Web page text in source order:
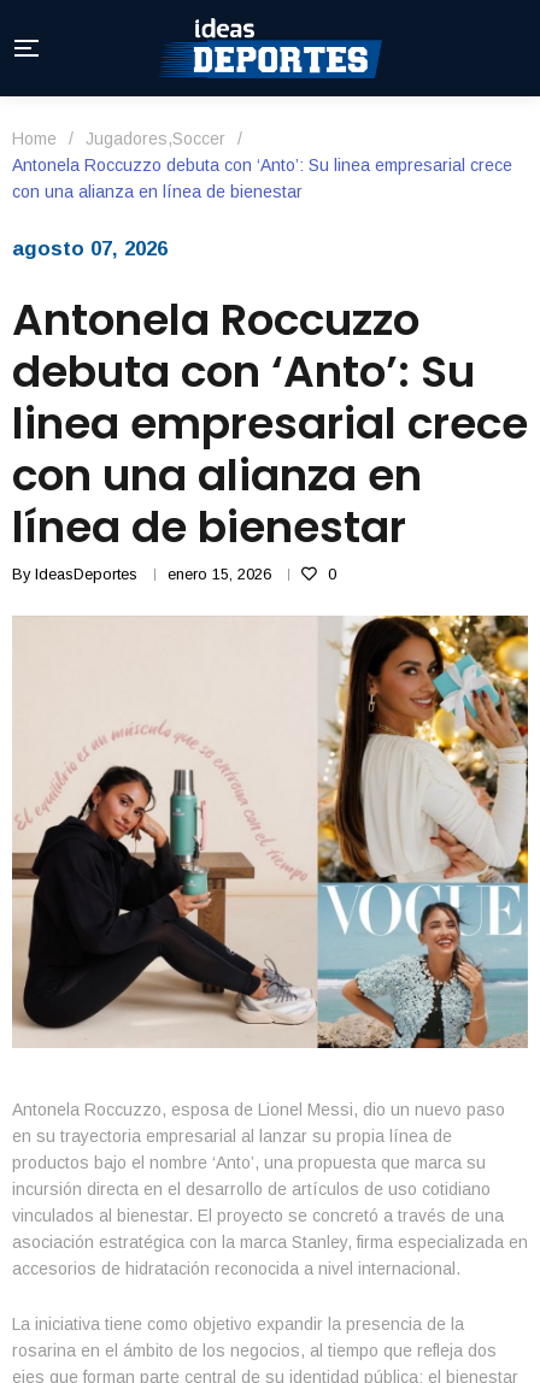
Home / Jugadores,Soccer
/
Antonela Roccuzzo debuta con ‘Anto’: Su linea empresarial crece
con una alianza en línea de bienestar
agosto 07, 2026
Antonela Roccuzzo
debuta con ‘Anto’: Su
linea empresarial crece
con una alianza en
línea de bienestar
By IdeasDeportes enero 15, 2026 0
Antonela Roccuzzo, esposa de Lionel Messi, dio un nuevo paso
en su trayectoria empresarial al lanzar su propia línea de
productos bajo el nombre ‘Anto’, una propuesta que marca su
incursión directa en el desarrollo de artículos de uso cotidiano
vinculados al bienestar. El proyecto se concretó a través de una
asociación estratégica con la marca Stanley, firma especializada en
accesorios de hidratación reconocida a nivel internacional.
La iniciativa tiene como objetivo expandir la presencia de la
rosarina en el ámbito de los negocios, al tiempo que refleja dos
ejes que forman parte central de su identidad pública: el bienestar